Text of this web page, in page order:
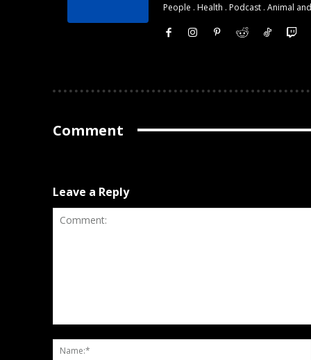
People . Health . Podcast . Animal
Comment
Leave a Reply